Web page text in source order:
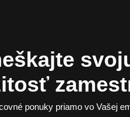
ponuky priamo vo Vašej